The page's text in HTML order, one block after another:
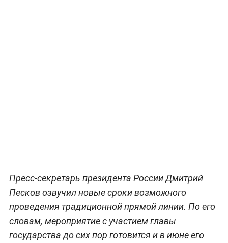
Пресс-секретарь президента России Дмитрий
Песков озвучил новые сроки возможного
проведения традиционной прямой линии. По его
словам, мероприятие с участием главы
государства до сих пор готовится и в июне его